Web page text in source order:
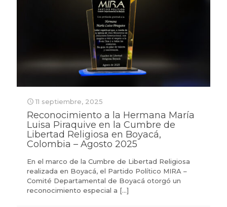
11 septiembre, 2025
Reconocimiento a la Hermana María
Luisa Piraquive en la Cumbre de
Libertad Religiosa en Boyacá,
Colombia – Agosto 2025
En el marco de la Cumbre de Libertad Religiosa
realizada en Boyacá, el Partido Político MIRA –
Comité Departamental de Boyacá otorgó un
reconocimiento especial a […]